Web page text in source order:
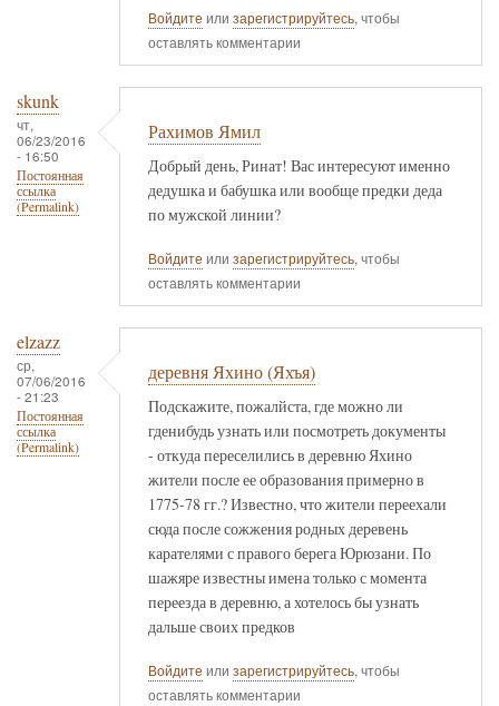
Войдите или зарегистрируйтесь, чтобы
оставлять комментарии
skunk
чт,
06/23/2016
- 16:50
Постоянная
ссылка
(Permalink)
Рахимов Ямил
Добрый день, Ринат! Вас интересуют именно
дедушка и бабушка или вообще предки деда
по мужской линии?
Войдите или зарегистрируйтесь, чтобы
оставлять комментарии
elzazz
ср,
07/06/2016
- 21:23
Постоянная
ссылка
(Permalink)
деревня Яхино (Яхъя)
Подскажите, пожалйста, где можно ли
гденибудь узнать или посмотреть документы
- откуда переселились в деревню Яхино
жители после ее образования примерно в
1775-78 гг.? Известно, что жители переехали
сюда после сожжения родных деревень
карателями с правого берега Юрюзани. По
шажяре известны имена только с момента
переезда в деревню, а хотелось бы узнать
дальше своих предков
Войдите или зарегистрируйтесь, чтобы
оставлять комментарии